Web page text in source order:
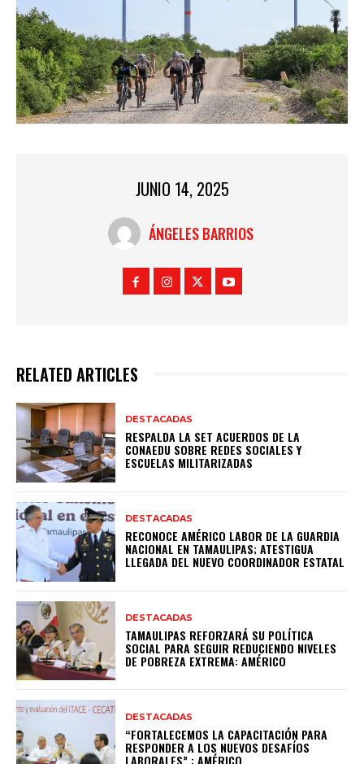
JUNIO 14, 2025
ÁNGELES BARRIOS
RELATED ARTICLES
DESTACADAS
RESPALDA LA SET ACUERDOS DE LA
CONAEDU SOBRE REDES SOCIALES Y
ESCUELAS MILITARIZADAS
DESTACADAS
RECONOCE AMÉRICO LABOR DE LA GUARDIA
NACIONAL EN TAMAULIPAS; ATESTIGUA
LLEGADA DEL NUEVO COORDINADOR ESTATAL
DESTACADAS
TAMAULIPAS REFORZARÁ SU POLÍTICA
SOCIAL PARA SEGUIR REDUCIENDO NIVELES
DE POBREZA EXTREMA: AMÉRICO
DESTACADAS
“FORTALECEMOS LA CAPACITACIÓN PARA
RESPONDER A LOS NUEVOS DESAFÍOS
LABORALES” : AMÉRICO